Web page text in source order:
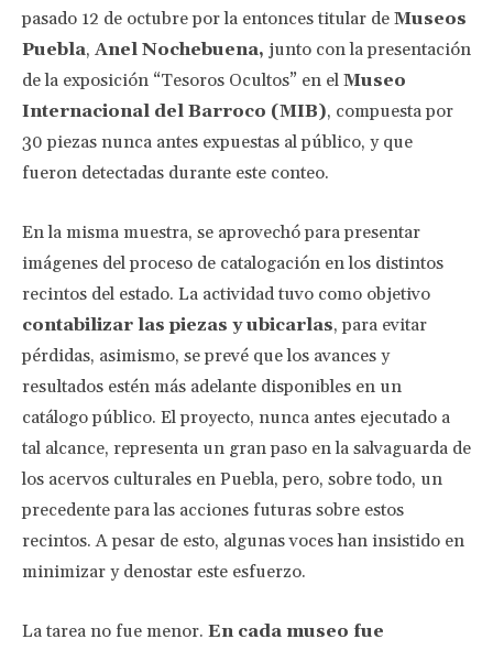
pasado 12 de octubre por la entonces titular de Museos
Puebla, Anel Nochebuena, junto con la presentación
de la exposición “Tesoros Ocultos” en el Museo
Internacional del Barroco (MIB), compuesta por
30 piezas nunca antes expuestas al público, y que
fueron detectadas durante este conteo.
En la misma muestra, se aprovechó para presentar
imágenes del proceso de catalogación en los distintos
recintos del estado. La actividad tuvo como objetivo
contabilizar las piezas y ubicarlas, para evitar
pérdidas, asimismo, se prevé que los avances y
resultados estén más adelante disponibles en un
catálogo público. El proyecto, nunca antes ejecutado a
tal alcance, representa un gran paso en la salvaguarda de
los acervos culturales en Puebla, pero, sobre todo, un
precedente para las acciones futuras sobre estos
recintos. A pesar de esto, algunas voces han insistido en
minimizar y denostar este esfuerzo.
La tarea no fue menor. En cada museo fue